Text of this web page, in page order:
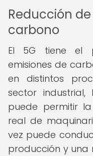
Reducción
carbono
El 5G tiene el
emisiones de
en distintos
sector
puede permitir
real de
vez puede
producción y una